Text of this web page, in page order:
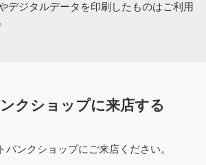
デジタルデータを印刷したものはご利用
クショップに来店する
バンクショップにご来店ください。